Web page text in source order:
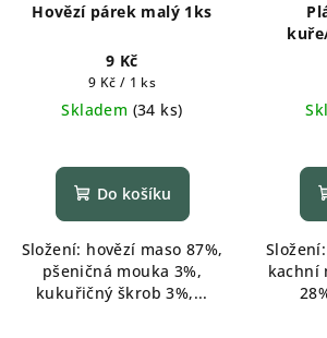
Hovězí párek malý 1ks
9 Kč
Měrná
cena:
9 Kč / 1 ks
Skladem (34 ks)
Do košíku
Složení: hovězí maso 87%,
pšeničná mouka 3%,
kukuřičný škrob 3%,...
kachní